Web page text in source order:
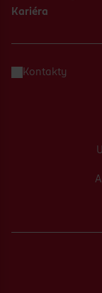
Kariéra
Kontakty